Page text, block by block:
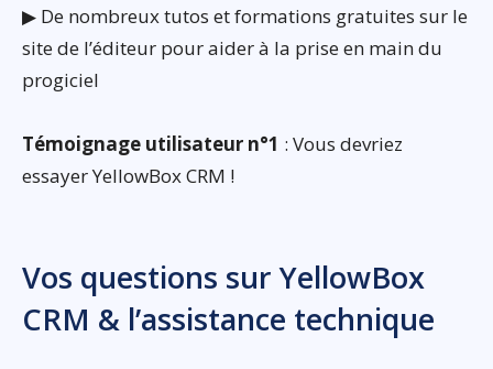
▶ De nombreux tutos et formations gratuites sur le
site de l’éditeur pour aider à la prise en main du
progiciel
Témoignage utilisateur n°1 : Vous devriez
essayer YellowBox CRM !
Vos questions sur YellowBox
CRM & l’assistance technique